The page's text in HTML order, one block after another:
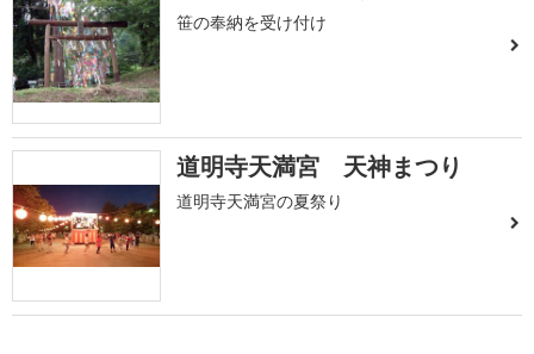
笹の奉納を受け付け
道明寺天満宮 天神まつり
道明寺天満宮の夏祭り